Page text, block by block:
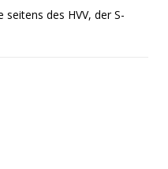
des HVV, der S-